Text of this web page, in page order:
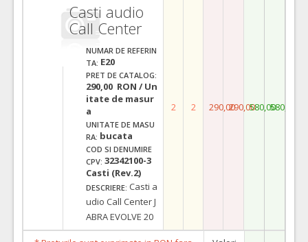
Casti audio
Call Center
NUMAR DE REFERIN
TA: E20
PRET DE CATALOG:
290,00 RON / Un
itate de masur
a
UNITATE DE MASU
RA: bucata
COD SI DENUMIRE
CPV: 32342100-3
Casti (Rev.2)
DESCRIERE: Casti a
udio Call Center J
ABRA EVOLVE 20
2 2 290,00290,00580,00580,00